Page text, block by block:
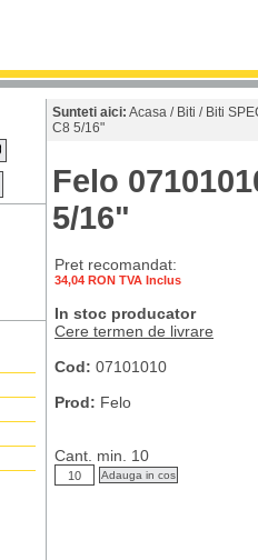
Sunteti aici: Acasa / Biti / Biti
C8 5/16"
Felo
5/16"
Pret recomandat:
34,04 RON TVA Inclus
In stoc producator
Cere termen de livrare
Cod: 07101010
Prod: Felo
Cant. min. 10